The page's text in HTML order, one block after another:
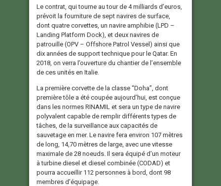
Le contrat, qui tourne au tour de 4 milliards d’euros,
prévoit la fourniture de sept navires de surface,
dont quatre corvettes, un navire amphibie (LPD –
Landing Platform Dock), et deux navires de
patrouille (OPV – Offshore Patrol Vessel) ainsi que
dix années de support technique pour le Qatar. En
2018, on verra l’ouverture du chantier de l’ensemble
de ces unités en Italie.
La première corvette de la classe “Doha”, dont
première tôle a été coupée aujourd’hui, est conçue
dans les normes RINAMIL et sera un type de navire
polyvalent capable de remplir différents types de
tâches, de la surveillance aux capacités de
sauvetage en mer. Le navire fera environ 107 mètres
de long, 14,70 mètres de large, avec une vitesse
maximale de 28 noeuds. Il sera équipé d’un moteur
à turbine diesel et diesel combinée (CODAD) et
pourra accueillir 112 personnes à bord, dont 98
membres d’équipage.